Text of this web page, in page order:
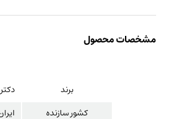
مشخصات محصول
برند
کشور سازنده